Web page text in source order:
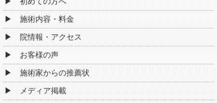
施術内容・料金
院情報・アクセス
お客様の声
施術家からの推薦状
メディア掲載